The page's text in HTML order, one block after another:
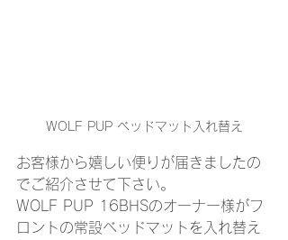
WOLF PUP ベッドマット入れ替え
お客様から嬉しい便りが届きましたの
でご紹介させて下さい。
WOLF PUP 16BHSのオーナー様がフ
ロントの常設ベッドマットを入れ替え